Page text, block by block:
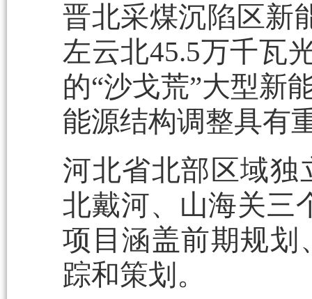
晋北采煤沉陷区新
左云北45.5万千瓦
的“沙戈荒”大型新
能源结构调整具有
河北省北部区域独
北戴河、山海关三
项目涵盖前期规划
踪和策划。